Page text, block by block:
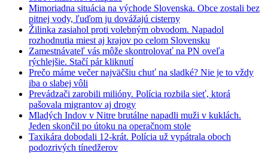
Mimoriadna situácia na východe Slovenska. Obce zostali bez
pitnej vody, ľuďom ju dovážajú cisterny
Žilinka zasiahol proti volebným obvodom. Napadol
rozhodnutia miest aj krajov po celom Slovensku
Zamestnávateľ vás môže skontrolovať na PN oveľa
rýchlejšie. Stačí pár kliknutí
Prečo máme večer najväčšiu chuť na sladké? Nie je to vždy
iba o slabej vôli
Prevádzači zarobili milióny. Polícia rozbila sieť, ktorá
pašovala migrantov aj drogy
Mladých Indov v Nitre brutálne napadli muži v kuklách.
Jeden skončil po útoku na operačnom stole
Taxikára dobodali 12-krát. Polícia už vypátrala oboch
podozrivých tínedžerov